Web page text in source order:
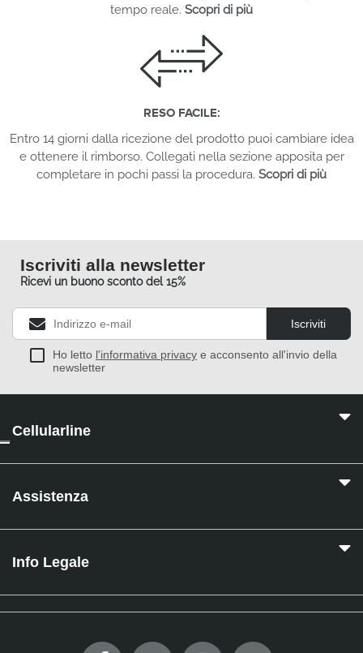
tempo reale. Scopri di più
RESO FACILE:
Entro 14 giorni dalla ricezione del prodotto puoi cambiare idea
e ottenere il rimborso. Collegati nella sezione apposita per
completare in pochi passi la procedura. Scopri di più
Iscriviti alla newsletter
Ricevi un buono sconto del 15%
Iscriviti
Ho letto l'informativa privacy e acconsento all'invio della
newsletter
Cellularline
Assistenza
Info Legale